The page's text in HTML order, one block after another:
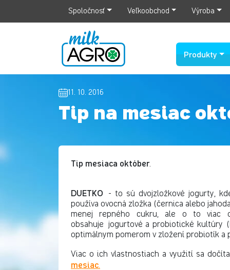
Spoločnosť Veľkoobchod Výroba
Produkty
11. 10. 2016
Tip na mesiac
Tip mesiaca október.
DUETKO
- to sú dvojzložkové jogurty,
používa ovocná zložka (černica alebo
menej repného cukru, ale o to viac
obsahuje jogurtové a probiotické kultúry
optimálnym pomerom v zložení probiotík a
Viac o ich vlastnostiach a využití sa
mesiac